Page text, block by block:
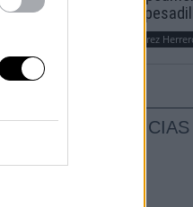
sueño, mi
María Pérez